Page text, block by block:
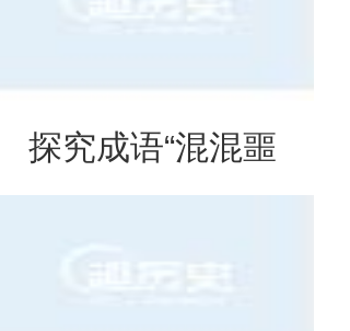
探究成语“混混噩